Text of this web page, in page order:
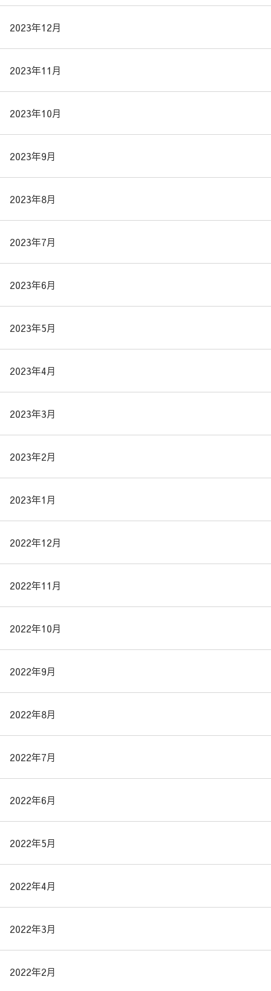
2023年12月
2023年11月
2023年10月
2023年9月
2023年8月
2023年7月
2023年6月
2023年5月
2023年4月
2023年3月
2023年2月
2023年1月
2022年12月
2022年11月
2022年10月
2022年9月
2022年8月
2022年7月
2022年6月
2022年5月
2022年4月
2022年3月
2022年2月